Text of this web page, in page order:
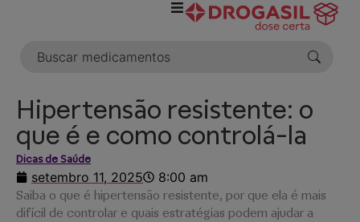
Hipertensão resistente: o
que é e como controlá-la
Dicas de Saúde
setembro 11, 2025 8:00 am
Saiba o que é hipertensão resistente, por que ela é mais
difícil de controlar e quais estratégias podem ajudar a